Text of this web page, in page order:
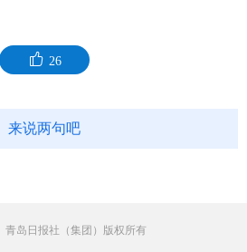
26
来说两句吧
岛日报社（集团）版权所有